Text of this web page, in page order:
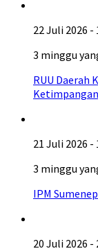
22 Juli 2026 -
3 minggu
RUU Daerah
21 Juli 2026 -
3 minggu
IPM
20 Juli 2026 -